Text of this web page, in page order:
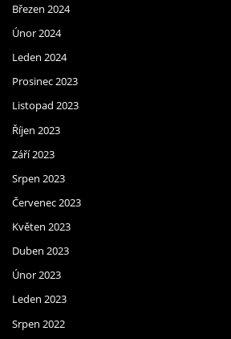
Březen 2024
Únor 2024
Leden 2024
Prosinec 2023
Listopad 2023
Říjen 2023
Září 2023
Srpen 2023
Červenec 2023
Květen 2023
Duben 2023
Únor 2023
Leden 2023
Srpen 2022